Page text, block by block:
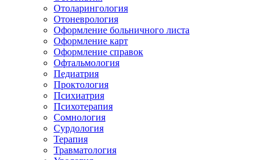
Отоларингология
Отоневрология
Оформление больничного листа
Оформление карт
Оформление справок
Офтальмология
Педиатрия
Проктология
Психиатрия
Психотерапия
Сомнология
Сурдология
Терапия
Травматология